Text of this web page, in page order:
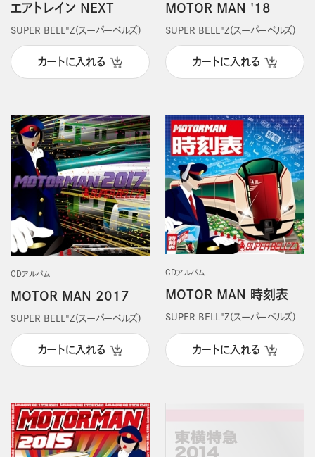
エアトレイン NEXT
SUPER BELL"Z(スーパーベルズ)
カートに入れる
MOTOR MAN '18
SUPER BELL"Z(スーパーベルズ)
カートに入れる
CDアルバム
MOTOR MAN 2017
SUPER BELL"Z(スーパーベルズ)
カートに入れる
CDアルバム
MOTOR MAN 時刻表
SUPER BELL"Z(スーパーベルズ)
カートに入れる